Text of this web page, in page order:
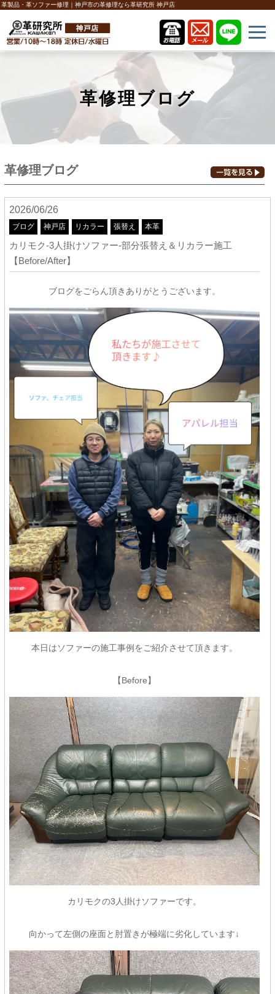
革製品・革ソファー修理｜神戸市の革修理なら革研究所 神戸店
革修理ブログ
革修理ブログ
2026/06/26
ブログ 神戸店 リカラー 張替え 本革
カリモク-3人掛けソファー-部分張替え＆リカラー施工
【Before/After】
ブログをごらん頂きありがとうございます。
本日はソファーの施工事例をご紹介させて頂きます。
【Before】
カリモクの3人掛けソファーです。
向かって左側の座面と肘置きが極端に劣化しています↓